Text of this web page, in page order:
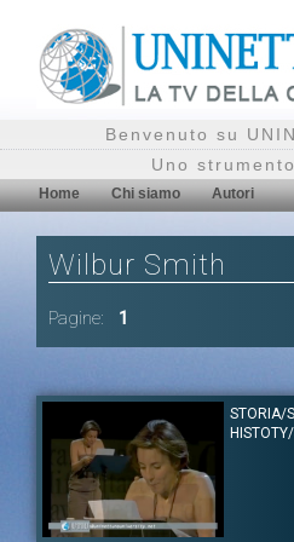
Benvenuto su
Uno
Home Chi siamo Autori
Wilbur Smith
Pagine: 1
STORIA/